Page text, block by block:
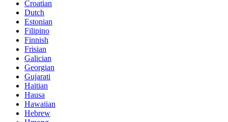
Croatian
Dutch
Estonian
Filipino
Finnish
Frisian
Galician
Georgian
Gujarati
Haitian
Hausa
Hawaiian
Hebrew